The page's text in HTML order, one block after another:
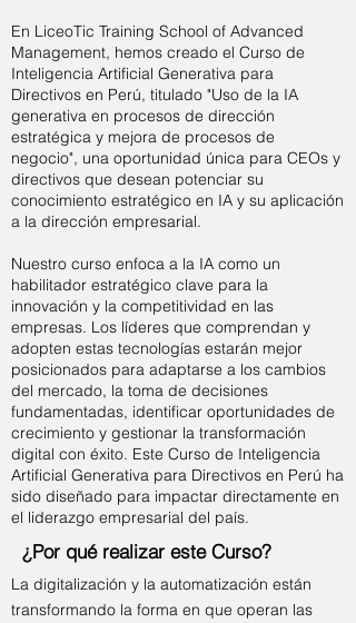
En LiceoTic Training School of Advanced
Management, hemos creado el Curso de
Inteligencia Artificial Generativa para
Directivos en Perú, titulado "Uso de la IA
generativa en procesos de dirección
estratégica y mejora de procesos de
negocio", una oportunidad única para CEOs y
directivos que desean potenciar su
conocimiento estratégico en IA y su aplicación
a la dirección empresarial.
Nuestro curso enfoca a la IA como un
habilitador estratégico clave para la
innovación y la competitividad en las
empresas. Los líderes que comprendan y
adopten estas tecnologías estarán mejor
posicionados para adaptarse a los cambios
del mercado, la toma de decisiones
fundamentadas, identificar oportunidades de
crecimiento y gestionar la transformación
digital con éxito. Este Curso de Inteligencia
Artificial Generativa para Directivos en Perú ha
sido diseñado para impactar directamente en
el liderazgo empresarial del país.
¿Por qué realizar este Curso?
La digitalización y la automatización están
transformando la forma en que operan las